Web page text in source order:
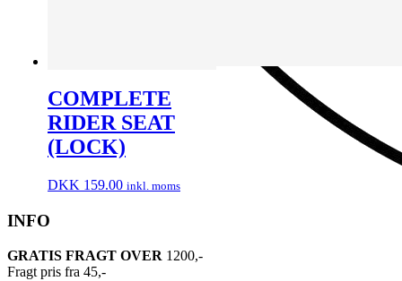
COMPLETE
RIDER SEAT
(LOCK)
DKK 159.00 inkl. moms
INFO
GRATIS FRAGT OVER 1200,-
Fragt pris fra 45,-